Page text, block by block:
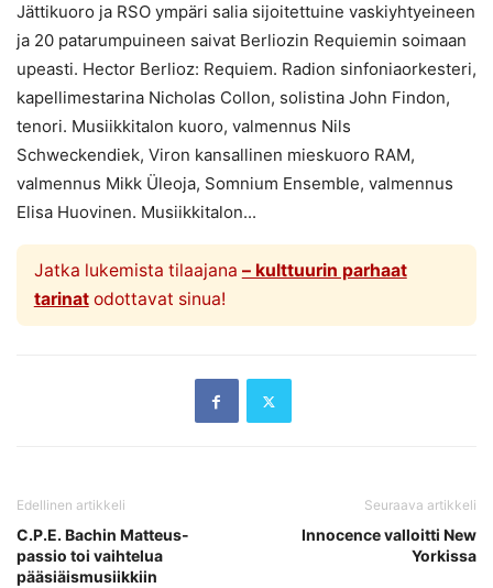
Jättikuoro ja RSO ympäri salia sijoitettuine vaskiyhtyeineen
ja 20 patarumpuineen saivat Berliozin Requiemin soimaan
upeasti. Hector Berlioz: Requiem. Radion sinfoniaorkesteri,
kapellimestarina Nicholas Collon, solistina John Findon,
tenori. Musiikkitalon kuoro, valmennus Nils
Schweckendiek, Viron kansallinen mieskuoro RAM,
valmennus Mikk Üleoja, Somnium Ensemble, valmennus
Elisa Huovinen. Musiikkitalon...
Jatka lukemista tilaajana – kulttuurin parhaat
tarinatodottavat sinua!
Edellinen artikkeli
C.P.E. Bachin Matteus-
passio toi vaihtelua
pääsiäismusiikkiin
Seuraava artikkeli
Innocence valloitti New
Yorkissa